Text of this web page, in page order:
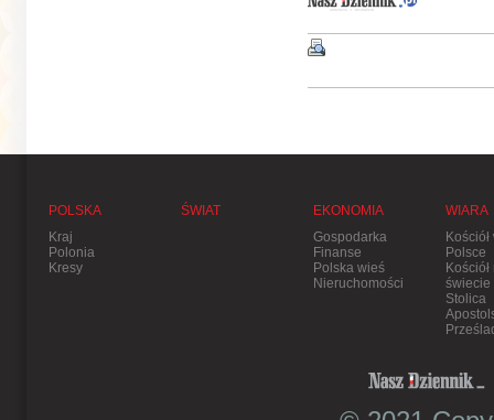
POLSKA
Kraj
Polonia
Kresy
ŚWIAT
EKONOMIA
Gospodarka
Finanse
Polska wieś
Nieruchomości
WIARA
Kościół
Polsce
Kościół
świecie
Stolica